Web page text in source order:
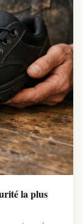
la plus